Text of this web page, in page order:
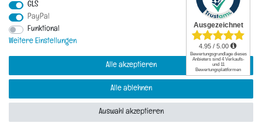
© Copyright 2026 | Alle Rechte vorbehalten.
GLS
PayPal
Funktional
Weitere Einstellungen
Alle akzeptieren
Alle ablehnen
Auswahl akzeptieren